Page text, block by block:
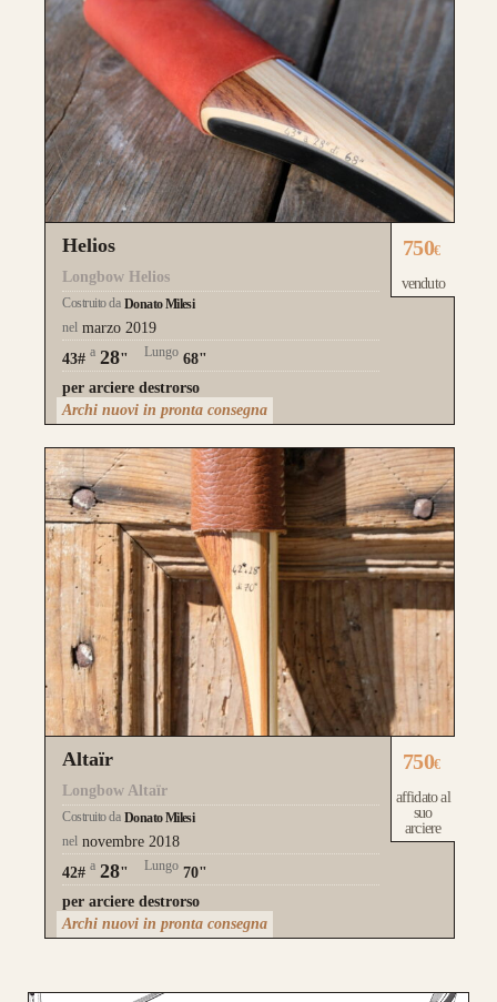
Helios
Longbow Helios
Costruito da Donato Milesi
nel marzo 2019
43# a 28" Lungo 68"
per arciere destrorso
750€
venduto
Archi nuovi in pronta consegna
Altaïr
Longbow Altaïr
Costruito da Donato Milesi
nel novembre 2018
42# a 28" Lungo 70"
per arciere destrorso
750€
affidato al
suo
arciere
Archi nuovi in pronta consegna